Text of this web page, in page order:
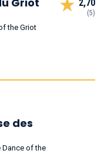
the Griot
2,70
(5)
des
Dance of the